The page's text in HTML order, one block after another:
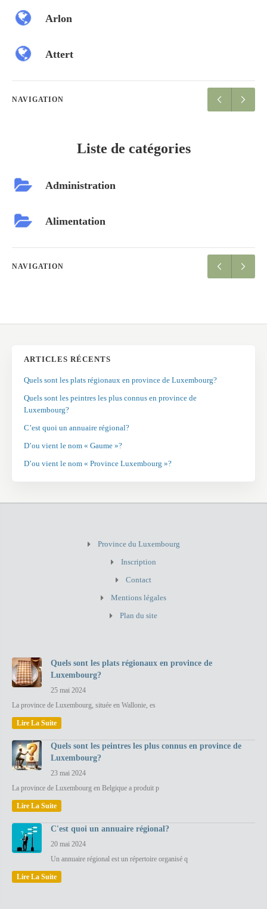
Arlon
Attert
NAVIGATION
Liste de catégories
Administration
Alimentation
NAVIGATION
ARTICLES RÉCENTS
Quels sont les plats régionaux en province de Luxembourg?
Quels sont les peintres les plus connus en province de
Luxembourg?
C’est quoi un annuaire régional?
D’ou vient le nom « Gaume »?
D’ou vient le nom « Province Luxembourg »?
Province du Luxembourg
Inscription
Contact
Mentions légales
Plan du site
Quels sont les plats régionaux en province de
Luxembourg?
25 mai 2024
La province de Luxembourg, située en Wallonie, es
Lire La Suite
Quels sont les peintres les plus connus en province de
Luxembourg?
23 mai 2024
La province de Luxembourg en Belgique a produit p
Lire La Suite
C'est quoi un annuaire régional?
20 mai 2024
Un annuaire régional est un répertoire organisé q
Lire La Suite